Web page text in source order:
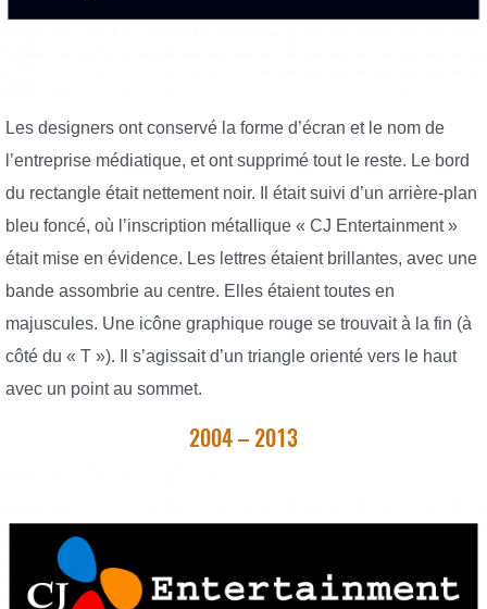
Les designers ont conservé la forme d’écran et le nom de
l’entreprise médiatique, et ont supprimé tout le reste. Le bord
du rectangle était nettement noir. Il était suivi d’un arrière-plan
bleu foncé, où l’inscription métallique « CJ Entertainment »
était mise en évidence. Les lettres étaient brillantes, avec une
bande assombrie au centre. Elles étaient toutes en
majuscules. Une icône graphique rouge se trouvait à la fin (à
côté du « T »). Il s’agissait d’un triangle orienté vers le haut
avec un point au sommet.
2004 – 2013